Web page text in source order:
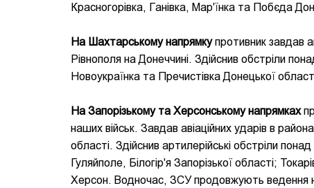
Красногорівка, Ганівка, Мар'їнка та Побєда
На Шахтарському напрямкупротивник завдав
Рівнополя на Донеччині. Здійснив обстріли
Новоукраїнка та Пречистівка Донецької
На Запорізькому та Херсонському напрямках
наших військ. Завдав авіаційних ударів в
області. Здійснив артилерійські обстріли
Гуляйполе, Білогір'я Запорізької області;
Херсон. Водночас, ЗСУ продовжують ведення